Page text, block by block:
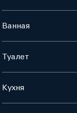
Ванная
Туалет
Кухня